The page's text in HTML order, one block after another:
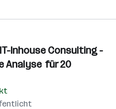
Inhouse Consulting -
Analyse für 20